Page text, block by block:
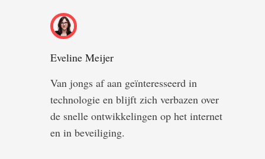
Eveline Meijer
Van jongs af aan geïnteresseerd in
technologie en blijft zich verbazen over
de snelle ontwikkelingen op het internet
en in beveiliging.